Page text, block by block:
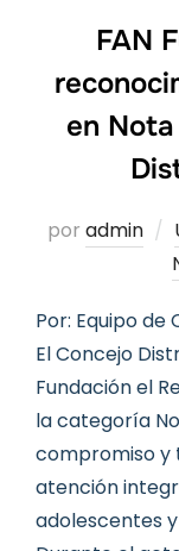
FAN
en
por admin
Por: Equipo de
El Concejo
Fundación el
la categoría
compromiso y
atención
adolescentes